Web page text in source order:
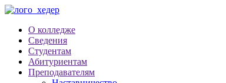
О колледже
Сведения
Студентам
Абитуриентам
Преподавателям